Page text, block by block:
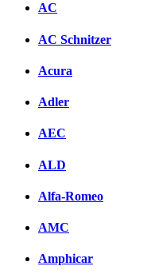
AC
AC Schnitzer
Acura
Adler
AEC
ALD
Alfa-Romeo
AMC
Amphicar